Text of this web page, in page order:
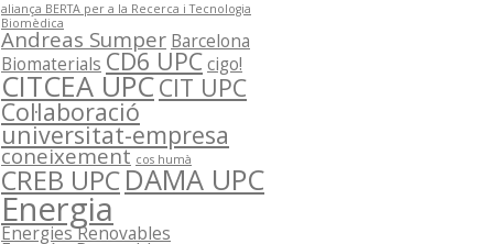
aliança BERTA per a la Recerca i Tecnologia
Biomèdica
Andreas Sumper Barcelona
Biomaterials CD6 UPCcigo!
CITCEA UPCCIT UPC
Col·laboració
universitat-empresa
coneixement cos humà
CREB UPCDAMA UPC
Energia
Energies Renovables